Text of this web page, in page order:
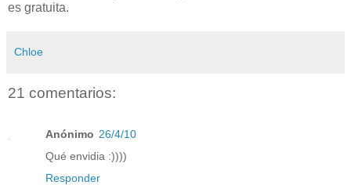
es gratuita.
Chloe
21 comentarios:
Anónimo 26/4/10
Qué envidia :))))
Responder